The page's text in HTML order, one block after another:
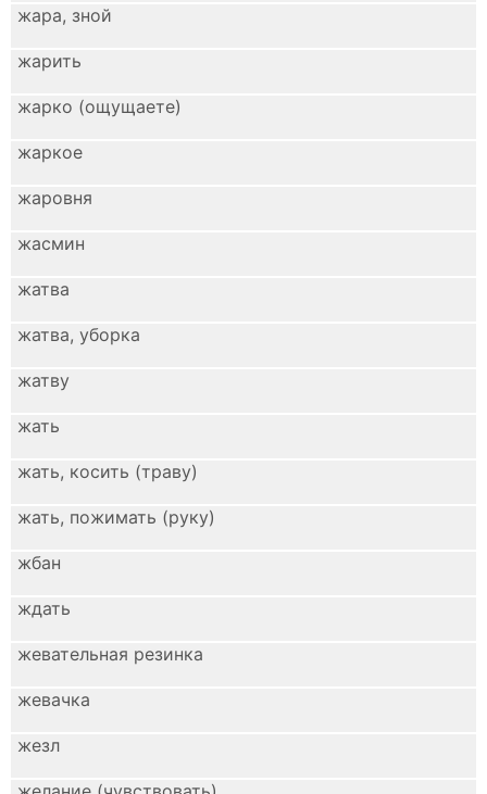
жара, зной
жарить
жарко (ощущаете)
жаркое
жаровня
жасмин
жатва
жатва, уборка
жатву
жать
жать, косить (траву)
жать, пожимать (руку)
жбан
ждать
жевательная резинка
жевачка
жезл